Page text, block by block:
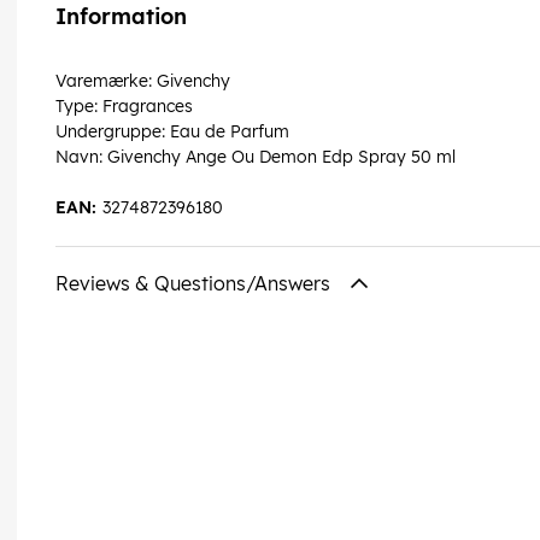
Information
Varemærke: Givenchy
Type: Fragrances
Undergruppe: Eau de Parfum
Navn: Givenchy Ange Ou Demon Edp Spray 50 ml
3274872396180
EAN:
Reviews & Questions/Answers